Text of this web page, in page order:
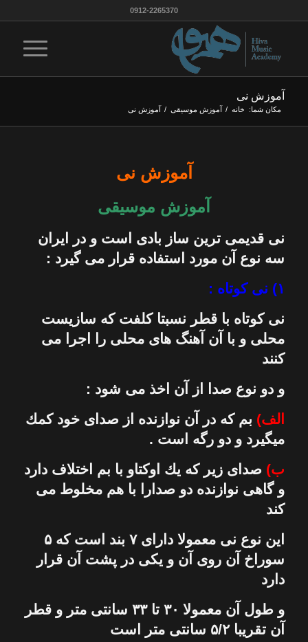
0912-2265370
آموزش نی
مکان شما: خانه / آموزش موسيقى / آموزش نی
آموزش نی
آموزش موسیقی
نی قدیمی ترین ساز بادی است و در ایران
سه نوع آن مورد استفاده قرار می گیرد :
۱) نی كوتاه :
نی كوتاه با قطر نسبتا كلفت كه سازیست
محلی و با آن آهنگ های محلی را اجرا می
كنند
و دو نوع صدا از آن اخذ می شود :
الف) بم كه در آن نوازنده از صدای خود كمك
میگیرد و دو رگه است .
ب) صدای زیر كه یك اوكتاو با بم اختلاف دارد
و گاهی نوازنده دو صدارا با هم مخلوط می
كند
این نوع نی
معمولا دارای ۷ بند است كه ۵
سوراخ آن روی آن و یكی در پشت آن قرار
دارد
و طول آن معمولا ۳۰ تا ۳۳ سانتی متر و قطر
آن تقریبا ۵/۲ سانتی متر است